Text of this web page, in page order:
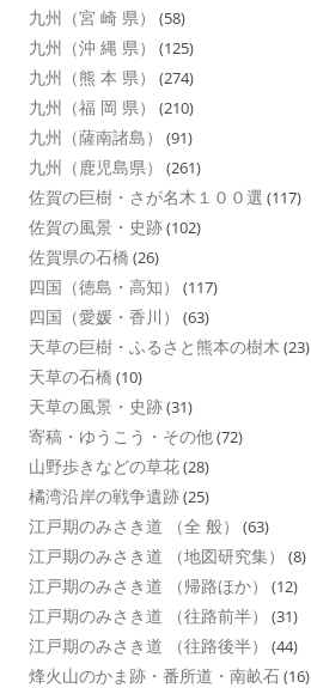
九州（宮 崎 県） (58)
九州（沖 縄 県） (125)
九州（熊 本 県） (274)
九州（福 岡 県） (210)
九州（薩南諸島） (91)
九州（鹿児島県） (261)
佐賀の巨樹・さが名木１００選 (117)
佐賀の風景・史跡(102)
佐賀県の石橋 (26)
四国（徳島・高知） (117)
四国（愛媛・香川） (63)
天草の巨樹・ふるさと熊本の樹木 (23)
天草の石橋 (10)
天草の風景・史跡(31)
寄稿・ゆうこう・その他(72)
山野歩きなどの草花(28)
橘湾沿岸の戦争遺跡(25)
江戸期のみさき道 （全 般） (63)
江戸期のみさき道 （地図研究集） (8)
江戸期のみさき道 （帰路ほか） (12)
江戸期のみさき道 （往路前半） (31)
江戸期のみさき道 （往路後半） (44)
烽火山のかま跡・番所道・南畝石(16)